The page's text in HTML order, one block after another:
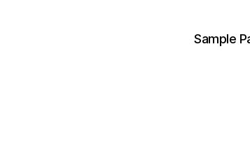
Sample